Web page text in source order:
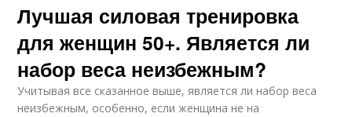
Лучшая силовая тренировка
для женщин 50+. Является ли
набор веса неизбежным?
Учитывая все сказанное выше, является ли набор веса
неизбежным, особенно, если женщина не на